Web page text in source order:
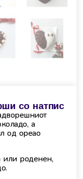
со натпис
а
од ореао
или роденен,